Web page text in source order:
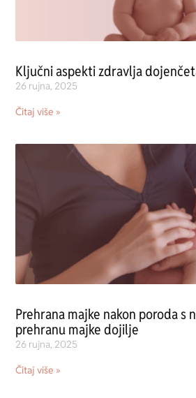
Ključni aspekti zdravlja
26 rujna, 2025
Čitaj više »
Prehrana majke nakon poroda s
prehranu majke dojilje
26 rujna, 2025
Čitaj više »